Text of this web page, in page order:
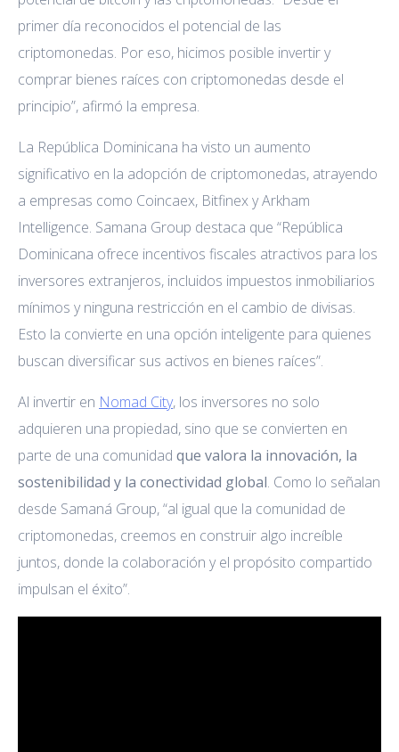
primer día reconocidos el potencial de las
criptomonedas. Por eso, hicimos posible invertir y
comprar bienes raíces con criptomonedas desde el
principio”, afirmó la empresa.
La República Dominicana ha visto un aumento
significativo en la adopción de criptomonedas, atrayendo
a empresas como Coincaex, Bitfinex y Arkham
Intelligence. Samana Group destaca que “República
Dominicana ofrece incentivos fiscales atractivos para los
inversores extranjeros, incluidos impuestos inmobiliarios
mínimos y ninguna restricción en el cambio de divisas.
Esto la convierte en una opción inteligente para quienes
buscan diversificar sus activos en bienes raíces”.
Al invertir en Nomad City, los inversores no solo
adquieren una propiedad, sino que se convierten en
parte de una comunidad que valora la innovación, la
sostenibilidad y la conectividad global. Como lo señalan
desde Samaná Group, “al igual que la comunidad de
criptomonedas, creemos en construir algo increíble
juntos, donde la colaboración y el propósito compartido
impulsan el éxito”.